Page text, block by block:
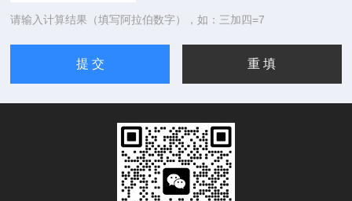
请输入计算结果（填写阿拉伯数字），如：三加四=7